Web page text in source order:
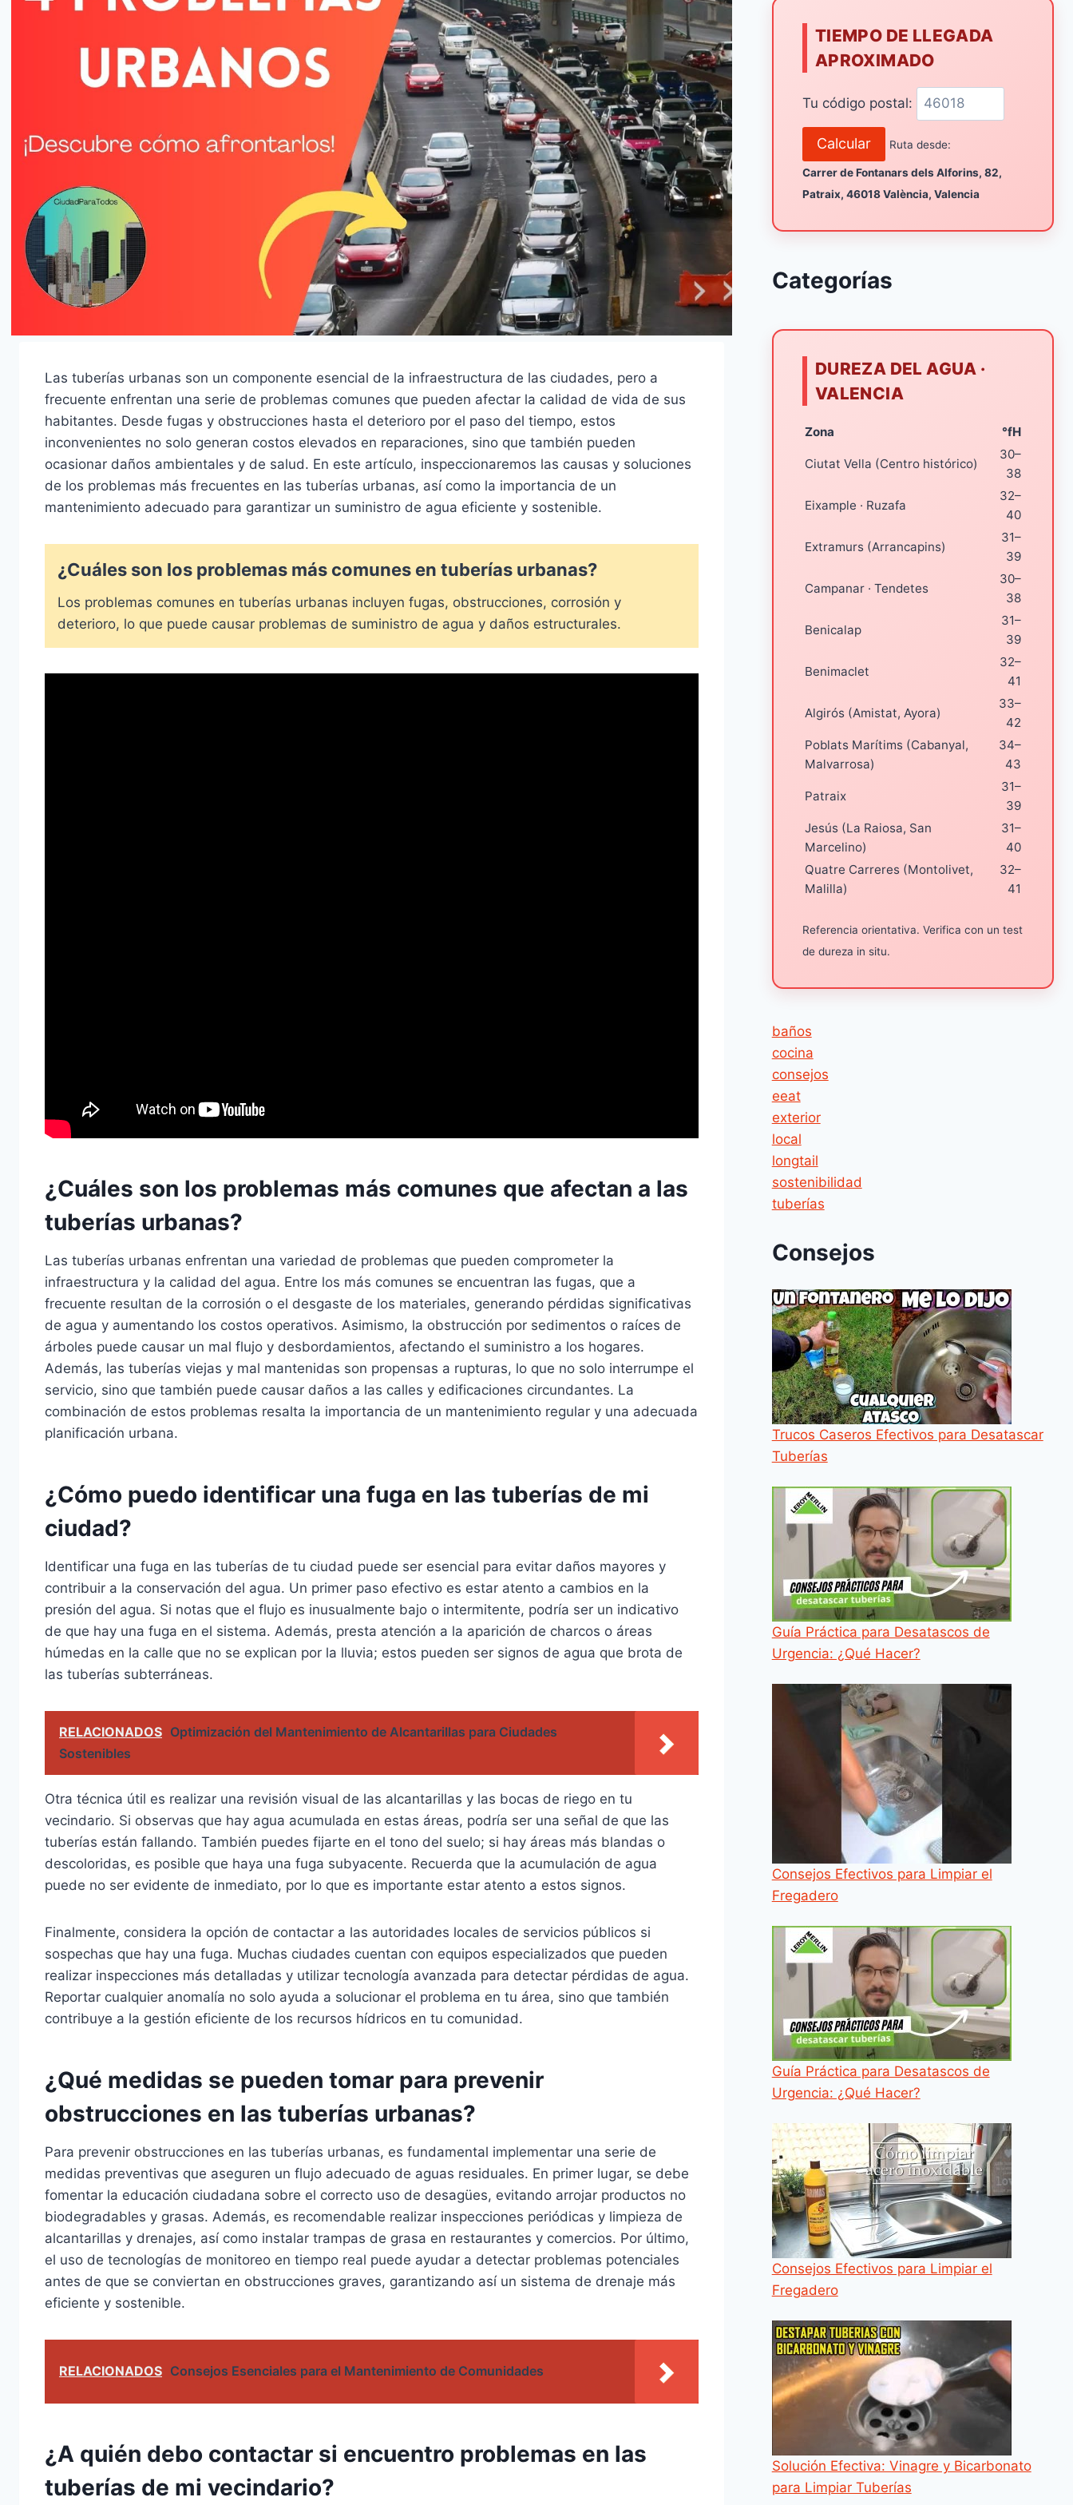
Las tuberías urbanas son un componente esencial de la infraestructura de las ciudades, pero a
frecuente enfrentan una serie de problemas comunes que pueden afectar la calidad de vida de sus
habitantes. Desde fugas y obstrucciones hasta el deterioro por el paso del tiempo, estos
inconvenientes no solo generan costos elevados en reparaciones, sino que también pueden
ocasionar daños ambientales y de salud. En este artículo, inspeccionaremos las causas y soluciones
de los problemas más frecuentes en las tuberías urbanas, así como la importancia de un
mantenimiento adecuado para garantizar un suministro de agua eficiente y sostenible.
¿Cuáles son los problemas más comunes en tuberías urbanas?
Los problemas comunes en tuberías urbanas incluyen fugas, obstrucciones, corrosión y
deterioro, lo que puede causar problemas de suministro de agua y daños estructurales.
¿Cuáles son los problemas más comunes que afectan a las
tuberías urbanas?
Las tuberías urbanas enfrentan una variedad de problemas que pueden comprometer la
infraestructura y la calidad del agua. Entre los más comunes se encuentran las fugas, que a
frecuente resultan de la corrosión o el desgaste de los materiales, generando pérdidas significativas
de agua y aumentando los costos operativos. Asimismo, la obstrucción por sedimentos o raíces de
árboles puede causar un mal flujo y desbordamientos, afectando el suministro a los hogares.
Además, las tuberías viejas y mal mantenidas son propensas a rupturas, lo que no solo interrumpe el
servicio, sino que también puede causar daños a las calles y edificaciones circundantes. La
combinación de estos problemas resalta la importancia de un mantenimiento regular y una adecuada
planificación urbana.
¿Cómo puedo identificar una fuga en las tuberías de mi
ciudad?
Identificar una fuga en las tuberías de tu ciudad puede ser esencial para evitar daños mayores y
contribuir a la conservación del agua. Un primer paso efectivo es estar atento a cambios en la
presión del agua. Si notas que el flujo es inusualmente bajo o intermitente, podría ser un indicativo
de que hay una fuga en el sistema. Además, presta atención a la aparición de charcos o áreas
húmedas en la calle que no se explican por la lluvia; estos pueden ser signos de agua que brota de
las tuberías subterráneas.
RELACIONADOS Optimización del Mantenimiento de Alcantarillas para Ciudades
Sostenibles
Otra técnica útil es realizar una revisión visual de las alcantarillas y las bocas de riego en tu
vecindario. Si observas que hay agua acumulada en estas áreas, podría ser una señal de que las
tuberías están fallando. También puedes fijarte en el tono del suelo; si hay áreas más blandas o
descoloridas, es posible que haya una fuga subyacente. Recuerda que la acumulación de agua
puede no ser evidente de inmediato, por lo que es importante estar atento a estos signos.
Finalmente, considera la opción de contactar a las autoridades locales de servicios públicos si
sospechas que hay una fuga. Muchas ciudades cuentan con equipos especializados que pueden
realizar inspecciones más detalladas y utilizar tecnología avanzada para detectar pérdidas de agua.
Reportar cualquier anomalía no solo ayuda a solucionar el problema en tu área, sino que también
contribuye a la gestión eficiente de los recursos hídricos en tu comunidad.
¿Qué medidas se pueden tomar para prevenir
obstrucciones en las tuberías urbanas?
Para prevenir obstrucciones en las tuberías urbanas, es fundamental implementar una serie de
medidas preventivas que aseguren un flujo adecuado de aguas residuales. En primer lugar, se debe
fomentar la educación ciudadana sobre el correcto uso de desagües, evitando arrojar productos no
biodegradables y grasas. Además, es recomendable realizar inspecciones periódicas y limpieza de
alcantarillas y drenajes, así como instalar trampas de grasa en restaurantes y comercios. Por último,
el uso de tecnologías de monitoreo en tiempo real puede ayudar a detectar problemas potenciales
antes de que se conviertan en obstrucciones graves, garantizando así un sistema de drenaje más
eficiente y sostenible.
RELACIONADOS Consejos Esenciales para el Mantenimiento de Comunidades
¿A quién debo contactar si encuentro problemas en las
tuberías de mi vecindario?
TIEMPO DE LLEGADA
APROXIMADO
Tu código postal:
Calcular Ruta desde:
Carrer de Fontanars dels Alforins, 82,
Patraix, 46018 València, Valencia
Categorías
DUREZA DEL AGUA ·
VALENCIA
Zona °fH
Ciutat Vella (Centro histórico)
30–
38
Eixample · Ruzafa
32–
40
Extramurs (Arrancapins)
31–
39
Campanar · Tendetes
30–
38
Benicalap
31–
39
Benimaclet
32–
41
Algirós (Amistat, Ayora)
33–
42
Poblats Marítims (Cabanyal,
Malvarrosa)
34–
43
Patraix
31–
39
Jesús (La Raiosa, San
Marcelino)
31–
40
Quatre Carreres (Montolivet,
Malilla)
32–
41
Referencia orientativa. Verifica con un test
de dureza in situ.
baños
cocina
consejos
eeat
exterior
local
longtail
sostenibilidad
tuberías
Consejos
Trucos Caseros Efectivos para Desatascar
Tuberías
Guía Práctica para Desatascos de
Urgencia: ¿Qué Hacer?
Consejos Efectivos para Limpiar el
Fregadero
Guía Práctica para Desatascos de
Urgencia: ¿Qué Hacer?
Consejos Efectivos para Limpiar el
Fregadero
Solución Efectiva: Vinagre y Bicarbonato
para Limpiar Tuberías